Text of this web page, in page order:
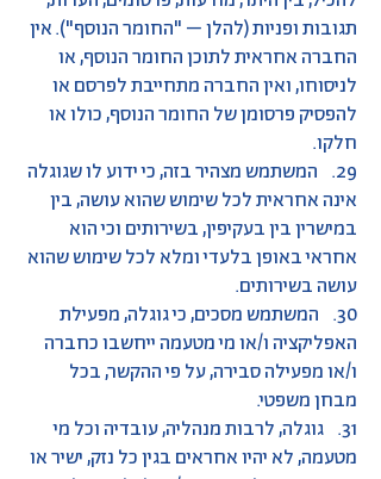
תגובות ופניות (להלן – "החומר הנוסף"). אין
החברה אחראית לתוכן החומר הנוסף, או
לניסוחו, ואין החברה מתחייבת לפרסם או
להפסיק פרסומן של החומר הנוסף, כולו או
חלקו.
29. המשתמש מצהיר בזה, כי ידוע לו שגוגלה
אינה אחראית לכל שימוש שהוא עושה, בין
במישרין בין בעקיפין, בשירותים וכי הוא
אחראי באופן בלעדי ומלא לכל שימוש שהוא
עושה בשירותים.
30. המשתמש מסכים, כי גוגלה, מפעילת
האפליקציה ו/או מי מטעמה ייחשבו כחברה
ו/או מפעילה סבירה, על פי ההקשר, בכל
מבחן משפטי.
31. גוגלה, לרבות מנהליה, עובדיה וכל מי
מטעמה, לא יהיו אחראים בגין כל נזק, ישיר או